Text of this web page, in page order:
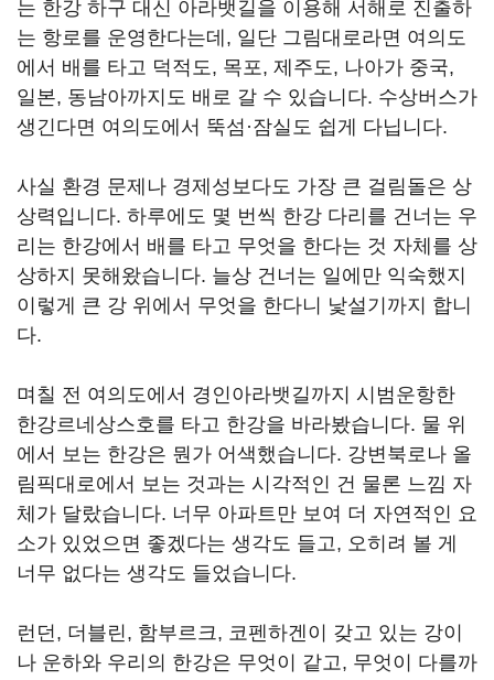
는 한강 하구 대신 아라뱃길을 이용해 서해로 진출하
는 항로를 운영한다는데, 일단 그림대로라면 여의도
에서 배를 타고 덕적도, 목포, 제주도, 나아가 중국,
일본, 동남아까지도 배로 갈 수 있습니다. 수상버스가
생긴다면 여의도에서 뚝섬·잠실도 쉽게 다닙니다.
사실 환경 문제나 경제성보다도 가장 큰 걸림돌은 상
상력입니다. 하루에도 몇 번씩 한강 다리를 건너는 우
리는 한강에서 배를 타고 무엇을 한다는 것 자체를 상
상하지 못해왔습니다. 늘상 건너는 일에만 익숙했지
이렇게 큰 강 위에서 무엇을 한다니 낯설기까지 합니
다.
며칠 전 여의도에서 경인아라뱃길까지 시범운항한
한강르네상스호를 타고 한강을 바라봤습니다. 물 위
에서 보는 한강은 뭔가 어색했습니다. 강변북로나 올
림픽대로에서 보는 것과는 시각적인 건 물론 느낌 자
체가 달랐습니다. 너무 아파트만 보여 더 자연적인 요
소가 있었으면 좋겠다는 생각도 들고, 오히려 볼 게
너무 없다는 생각도 들었습니다.
런던, 더블린, 함부르크, 코펜하겐이 갖고 있는 강이
나 운하와 우리의 한강은 무엇이 같고, 무엇이 다를까